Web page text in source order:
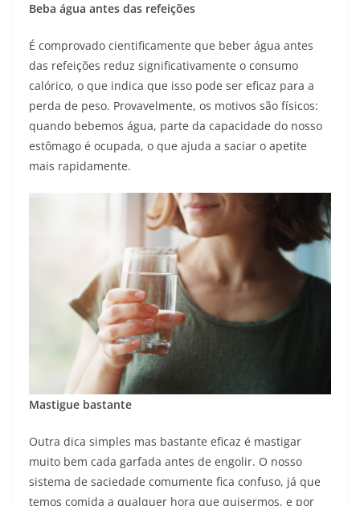
Beba água antes das refeições
É comprovado cientificamente que beber água antes
das refeições reduz significativamente o consumo
calórico, o que indica que isso pode ser eficaz para a
perda de peso. Provavelmente, os motivos são físicos:
quando bebemos água, parte da capacidade do nosso
estômago é ocupada, o que ajuda a saciar o apetite
mais rapidamente.
Mastigue bastante
Outra dica simples mas bastante eficaz é mastigar
muito bem cada garfada antes de engolir. O nosso
sistema de saciedade comumente fica confuso, já que
temos comida a qualquer hora que quisermos, e por